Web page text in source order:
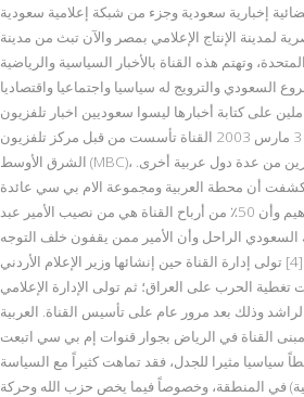
إخبارية سعودية وجزء من شبكة إعلامية سعودية
لمدينة الإنتاج الإعلامي بمصر والآن تبث من مدينة
وتهتم هذه القناة بالأخبار السياسية والرياضية
السعودي والترويج له سياسيا واجتماعيا واقتصاديا
على كتابة أخبارها ليسوا سعوديين اخبار تلفزيون
العربيه [1][2] ؛ بدأت البث في 3 مارس 2003 القناة تأسست من قبل مركز تلفزيون
الشرق الأوسط (MBC)، مجموعة الحريري، ومستثمرين من عدة دول عربية أخرى.
كشفت أن محطة العربية ومجموعة الام بي سي عائدة
لنسيب الملك فهد وليد البراهيم وأن 50٪ من أرباح القناة هي من نصيب الأمير عبد
السعودي الراحل وأن الأمير ممن يقفون خلف التوجه
السياسي والفكري للقناة.[4] تولى إدارة القناة حين إنشائها وزير الإعلام الأردني
الحرب على العراق؛ ثم تولى الإدارة الإعلامي
وذلك بعد مرور عام على تأسيس القناة. العربية
القناة في الرياض بجوار قنوات إم بي سي اتبعت
سياسيا مثيرا للجدل، فقد تماهت كثيراً مع السياسة
في المنطقة، وخصوصاً فيما يخص حزب الله وحركة